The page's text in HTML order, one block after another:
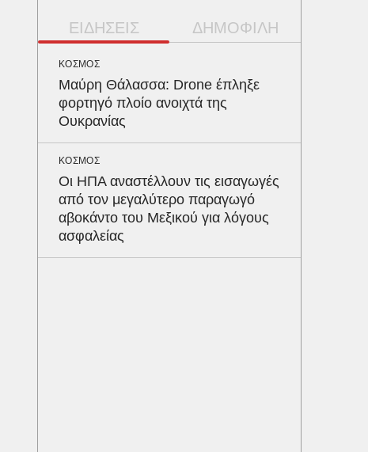
ΕΙΔΗΣΕΙΣ ΔΗΜΟΦΙΛΗ
ΚΟΣΜΟΣ
Μαύρη Θάλασσα: Drone έπληξε
φορτηγό πλοίο ανοιχτά της
Ουκρανίας
ΚΟΣΜΟΣ
Οι ΗΠΑ αναστέλλουν τις εισαγωγές
από τον μεγαλύτερο παραγωγό
αβοκάντο του Μεξικού για λόγους
ασφαλείας